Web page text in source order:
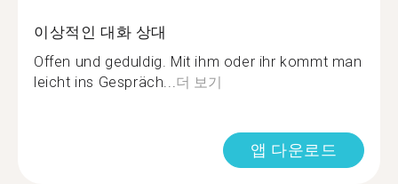
이상적인 대화 상대
Offen und geduldig. Mit ihm oder ihr kommt man
leicht ins Gespräch...더 보기
앱 다운로드